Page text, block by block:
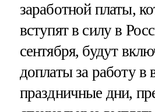
заработной платы,
вступят в силу в
сентября, будут
доплаты за работу в
праздничные дни,